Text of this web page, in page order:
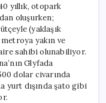
yıllık, otopark
oluşurken;
(yaklaşık
yakın ve
sahibi olunabiliyor.
Glyfada
dolar civarında
yurt dışında şato gibi